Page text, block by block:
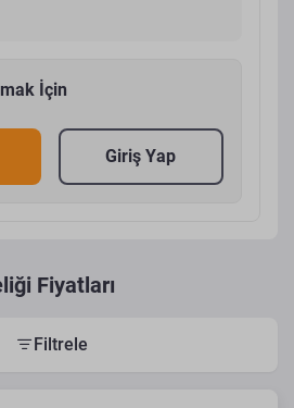
İçin
Giriş Yap
Fiyatları
Filtrele